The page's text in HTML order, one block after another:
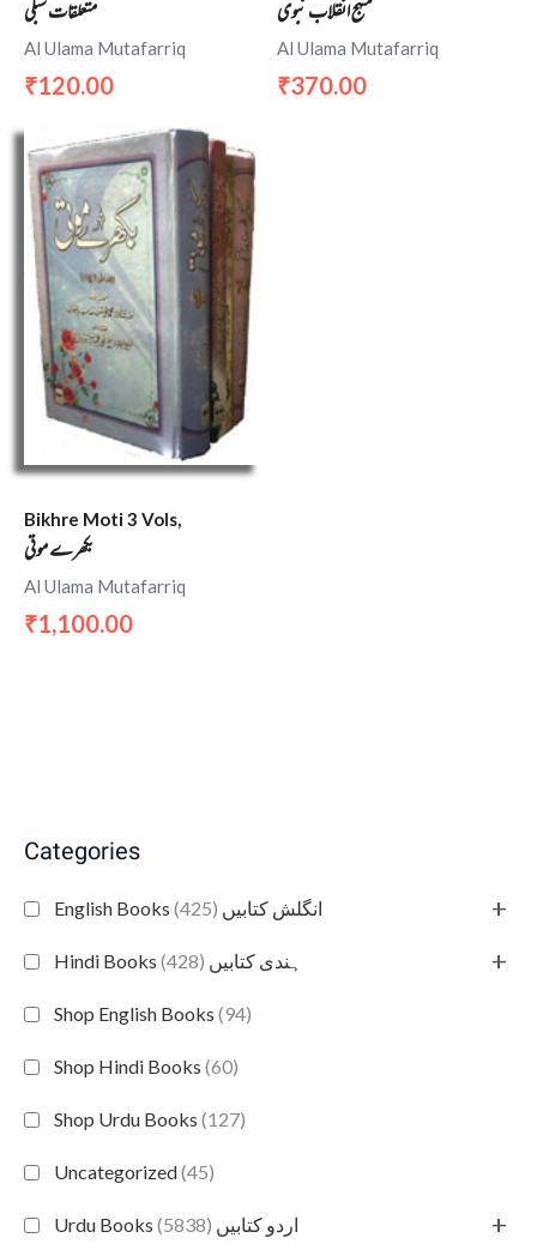
Categories
English Books انگلش کتابیں (425) +
Hindi Books ہندی کتابیں (428) +
Shop English Books (94)
Shop Hindi Books (60)
Shop Urdu Books (127)
Uncategorized(45)
Urdu Books اردو کتابیں (5838) +
متعلقات شبلی
Al Ulama Mutafarriq
₹120.00
منہج انقلاب نبوی
Al Ulama Mutafarriq
₹370.00
Bikhre Moti 3 Vols,
بکھرے موتی
Al Ulama Mutafarriq
₹1,100.00